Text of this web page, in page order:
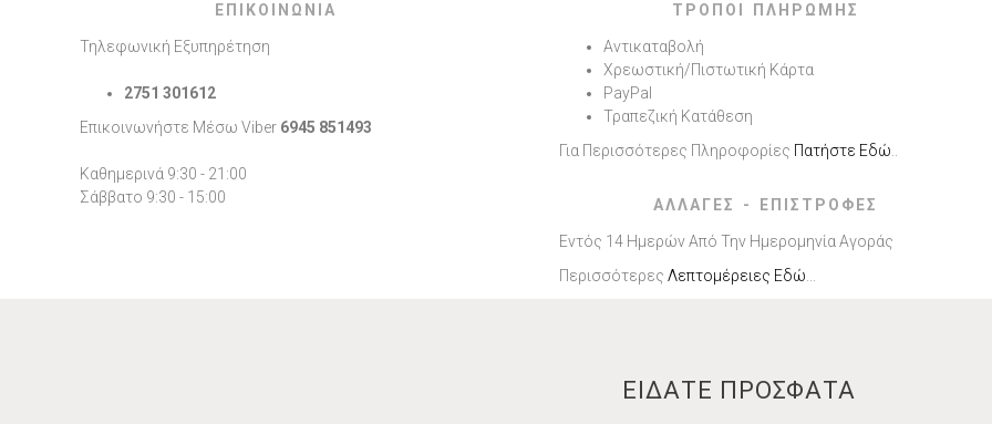
ΕΠΙΚΟΙΝΩΝΙΑ
Τηλεφωνική Εξυπηρέτηση
2751 301612
Επικοινωνήστε Μέσω Viber 6945 851493
Καθημερινά 9:30 - 21:00
Σάββατο 9:30 - 15:00
ΤΡΟΠΟΙ ΠΛΗΡΩΜΗΣ
Αντικαταβολή
Χρεωστική/Πιστωτική Κάρτα
PayPal
Τραπεζική Κατάθεση
Για Περισσότερες Πληροφορίες Πατήστε Εδώ
ΑΛΛΑΓΕΣ - ΕΠΙΣΤΡΟΦΕΣ
Εντός 14 Ημερών Από Την Ημερομηνία Αγοράς
ΠερισσότερεςΛεπτομέρειες Εδώ
ΕΙΔΑΤΕ ΠΡΟΣΦΑΤΑ